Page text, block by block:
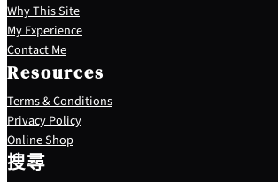
Why This Site
My Experience
Contact Me
Resources
Terms & Conditions
Privacy Policy
Online Shop
搜尋
S
e
a